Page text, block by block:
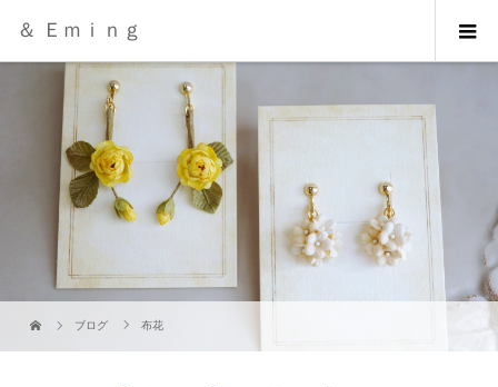
＆ Ｅｍｉｎｇ
ブログ 布花